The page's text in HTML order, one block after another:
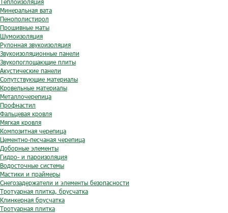
Теплоизоляция
Минеральная вата
Пенополистирол
Прошивные маты
Шумоизоляция
Рулонная звукоизоляция
Звукоизоляционные панели
Звукопоглощающие плиты
Акустические панели
Сопутствующие материалы
Кровельные материалы
Металлочерепица
Профнастил
Фальцевая кровля
Мягкая кровля
Композитная черепица
Цементно-песчаная черепица
Доборные элементы
Гидро- и пароизоляция
Водосточные системы
Мастики и праймеры
Снегозадержатели и элементы безопасности
Тротуарная плитка, брусчатка
Клинкерная брусчатка
Тротуарная плитка